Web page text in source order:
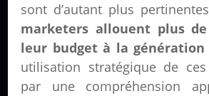
sont d’autant plus
marketers allouent plus
leur budget à la génération
utilisation stratégique de
par une compréhension